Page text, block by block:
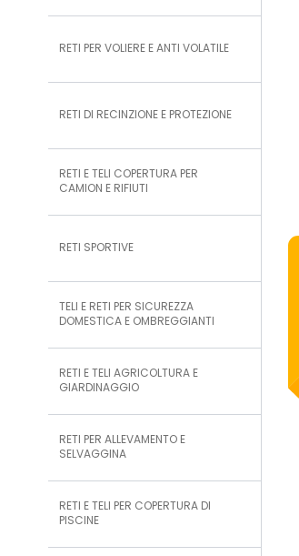
RETI PER VOLIERE E ANTI VOLATILE
RETI DI RECINZIONE E PROTEZIONE
RETI E TELI COPERTURA PER
CAMION E RIFIUTI
RETI SPORTIVE
TELI E RETI PER SICUREZZA
DOMESTICA E OMBREGGIANTI
RETI E TELI AGRICOLTURA E
GIARDINAGGIO
RETI PER ALLEVAMENTO E
SELVAGGINA
RETI E TELI PER COPERTURA DI
PISCINE